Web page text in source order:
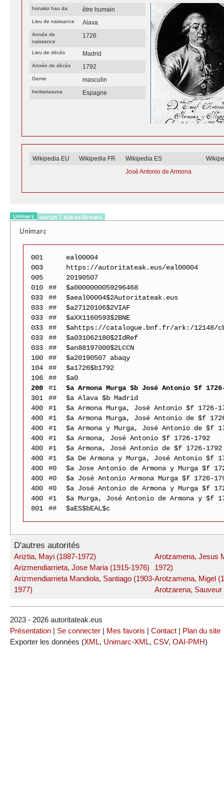
honako hau da être humain
Lieu de naissance Alava
Année de
naissance
1726
Lieu de décès Madrid
Année de décès 1792
Genre masculin
heritartasuna Espagne
Wikipedia EU Wikipedia FR Wikipedia ES
José Antonio de Armona
Unimarc marc21 Autres formats
Unimarc
001
eal00004
003
https://autoritateak.eus/eal00004
005
20190507
010
##
$a0000000059296468
033
##
$aeal00004$2Autoritateak.eus
033
##
$a27120106$2VIAF
033
##
$aXX1160593$2BNE
033
##
$ahttps://catalogue.bnf.fr/ark:/12148/
033
##
$a031062180$2IdRef
033
##
$an88197000$2LCCN
100
##
$a20190507 abaqy
104
##
$a1726$b1792
106
##
$a0
200
#1
$a Armona Murga $b José Antonio $f
301
##
$a Alava $b Madrid
400
#1
$a Armona Murga, José Antonio $f 1726-
400
#1
$a Armona Murga, José Antonio de $f
400
#1
$a Armona y Murga, José Antonio de $f
400
#1
$a Armona, José Antonio $f 1726-1792
400
#1
$a Armona, José Antonio de $f 1726-1792
400
#1
$a De Armona y Murga, José Antonio $f
400
#0
$a Jose Antonio de Armona y Murga $f
400
#0
$a José Antonio Armona Murga $f 1726-
400
#0
$a José Antonio de Armona y Murga $f
400
#1
$a Murga, José Antonio de Armona y $f
801
## $aES$bEAL$c
D'autres autorités
Ariztia, Mayi (1887-1972)
Arizmendiarrieta, Jose Maria (1915-1976)
Arizmendiarrieta Mandiola, Santiago (1903-
1977)
Arotzamena, Jesus
1972)
Arotzamena, Migel
Arotzarena, Sauveur
2023 - 2026 autoritateak.eus
Présentation
Se connecter Mes favoris Contact
Plan du site
Exporter les données (XML, Unimarc-XML, CSV, OAI-PMH)